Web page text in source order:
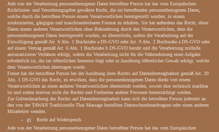
Jede von der Verarbeitung personenbezogener Daten betroffene Person hat das vom Europäischen
Richtlinien- und Verordnungsgeber gewährte Recht, die sie betreffenden personenbezogenen Daten,
welche durch die betroffene Person einem Verantwortlichen bereitgestellt wurden, in einem
strukturierten, gängigen und maschinenlesbaren Format zu erhalten. Sie hat außerdem das Recht, diese
Daten einem anderen Verantwortlichen ohne Behinderung durch den Verantwortlichen, dem die
personenbezogenen Daten bereitgestellt wurden, zu übermitteln, sofern die Verarbeitung auf der
Einwilligung gemäß Art. 6 Abs. 1 Buchstabe a DS-GVO oder Art. 9 Abs. 2 Buchstabe a DS-GVO oder
auf einem Vertrag gemäß Art. 6 Abs. 1 Buchstabe b DS-GVO beruht und die Verarbeitung mithilfe
automatisierter Verfahren erfolgt, sofern die Verarbeitung nicht für die Wahrnehmung einer Aufgabe
erforderlich ist, die im öffentlichen Interesse liegt oder in Ausübung öffentlicher Gewalt erfolgt, welche
dem Verantwortlichen übertragen wurde.
Ferner hat die betroffene Person bei der Ausübung ihres Rechts auf Datenübertragbarkeit gemäß Art. 20
Abs. 1 DS-GVO das Recht, zu erwirken, dass die personenbezogenen Daten direkt von einem
Verantwortlichen an einen anderen Verantwortlichen übermittelt werden, soweit dies technisch machbar
ist und sofern hiervon nicht die Rechte und Freiheiten anderer Personen beeinträchtigt werden.
Zur Geltendmachung des Rechts auf Datenübertragbarkeit kann sich die betroffene Person jederzeit an
den von der TAWAN Traditionelle Thai Massage bestellten Datenschutzbeauftragten oder einen anderen
Mitarbeiter wenden.
g) Recht auf Widerspruch
Jede von der Verarbeitung personenbezogener Daten betroffene Person hat das vom Europäischen